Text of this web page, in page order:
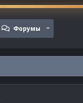
Форумы